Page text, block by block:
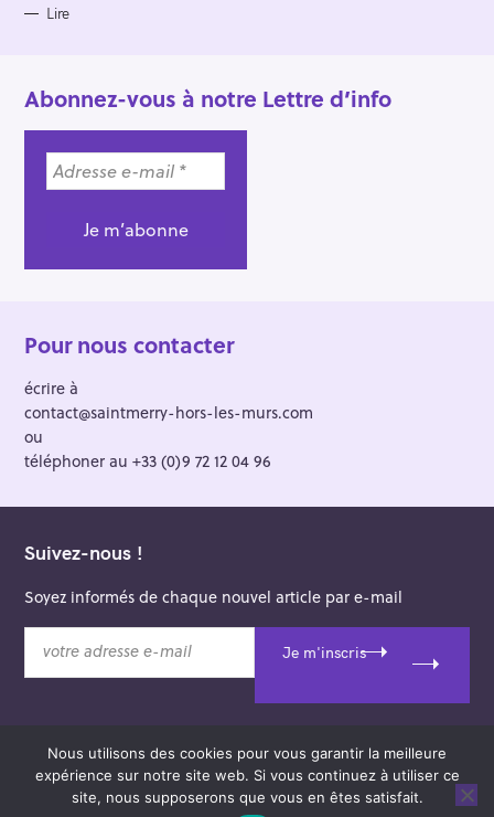
Lire
Abonnez-vous à notre Lettre d’info
Pour nous contacter
écrire à
contact@saintmerry-hors-les-murs.com
ou
téléphoner au +33 (0)9 72 12 04 96
Suivez-nous !
Soyez informés de chaque nouvel article par e-mail
t
Je m'inscris
© 2026 Saint-Merry Hors-les-Murs.
Theme: Felt byPixelgrade.
Nous utilisons des cookies pour vous garantir la meilleure
expérience sur notre site web. Si vous continuez à utiliser ce
site, nous supposerons que vous en êtes satisfait.